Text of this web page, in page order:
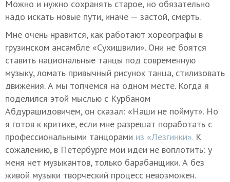
Можно и нужно сохранять старое, но обязательно
надо искать новые пути, иначе — застой, смерть.
Мне очень нравится, как работают хореографы в
грузинском ансамбле «Сухишвили». Они не боятся
ставить национальные танцы под современную
музыку, ломать привычный рисунок танца, стилизовать
движения. А мы топчемся на одном месте. Когда я
поделился этой мыслью с Курбаном
Абдурашидовичем, он сказал: «Наши не поймут». Но
я готов к критике, если мне разрешат поработать с
профессиональными танцорами из «Лезгинки».К
сожалению, в Петербурге мои идеи не воплотить: у
меня нет музыкантов, только барабанщики. А без
живой музыки творческий процесс невозможен.